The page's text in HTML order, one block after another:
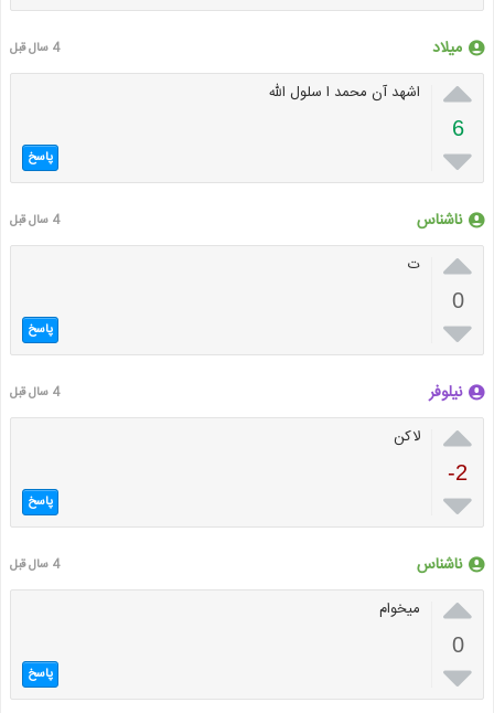
میلاد 4 سال قبل

6

اشهد آن محمد ا سلول الله
پاسخ
ناشناس 4 سال قبل

0

ت
پاسخ
نیلوفر 4 سال قبل

-2

لاکن
پاسخ
ناشناس 4 سال قبل

0

میخوام
پاسخ